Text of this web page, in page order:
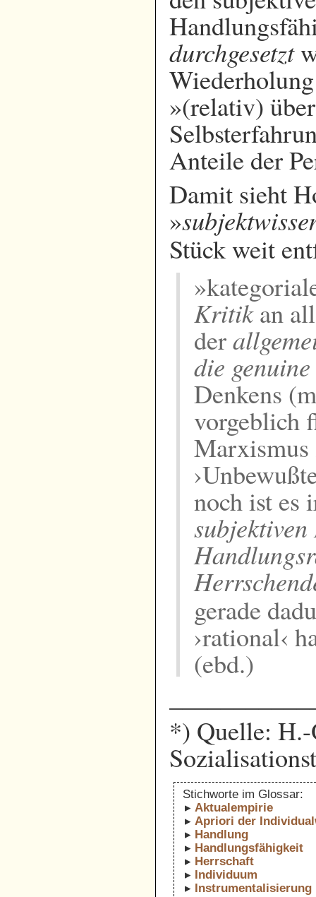
durchgesetzt
»(relativ)
Anteile der
Damit sieht
»
Stück weit
Kritikan
der
die
Denkens
vorgeblich
Marxismus
noch ist es
gerade
›rational‹
(ebd.)
*) Quelle: H.-
Stichworte im Glossar:
Aktualempirie
Apriori der
Handlung
Handlungsfähigkeit
Herrschaft
Individuum
Instrumentalisierung